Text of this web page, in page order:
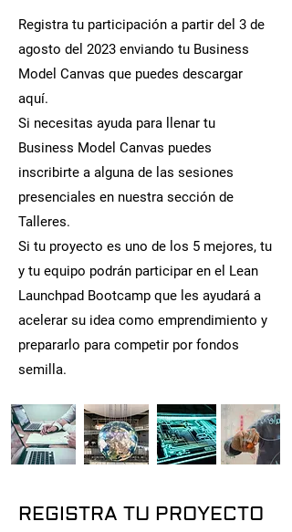
Registra tu participación a partir del 3 de
agosto del 2023 enviando tu Business
Model Canvas que puedes descargar
aquí.
Si necesitas ayuda para llenar tu
Business Model Canvas puedes
inscribirte a alguna de las sesiones
presenciales en nuestra sección de
Talleres.
Si tu proyecto es uno de los 5 mejores, tu
y tu equipo podrán participar en el Lean
Launchpad Bootcamp que les ayudará a
acelerar su idea como emprendimiento y
prepararlo para competir por fondos
semilla.
REGISTRA TU PROYECTO